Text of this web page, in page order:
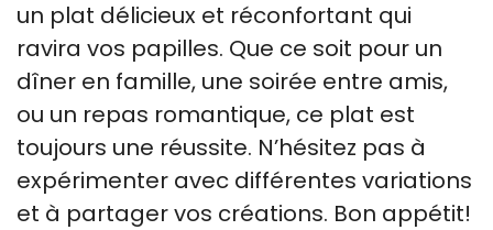
un plat délicieux et réconfortant qui
ravira vos papilles. Que ce soit pour un
dîner en famille, une soirée entre amis,
ou un repas romantique, ce plat est
toujours une réussite. N’hésitez pas à
expérimenter avec différentes variations
et à partager vos créations. Bon appétit!